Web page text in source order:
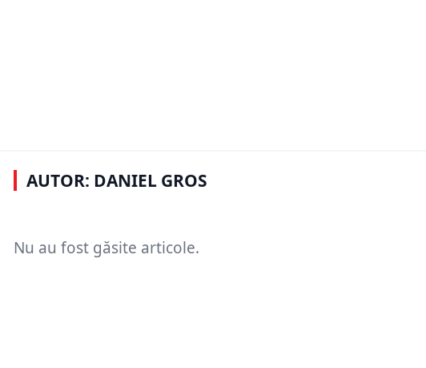
AUTOR: DANIEL GROS
Nu au fost găsite articole.